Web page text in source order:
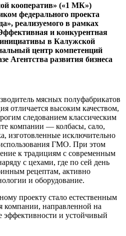
кооператив» («1 МК»)
федерального проекта
реализуемого в рамках
и конкурентная
в Калужской
центр компетенций
Агентства развития бизнеса
мясных полуфабрикатов
отличается высоким качеством,
следованием классическим
компании — колбасы, сало,
изготовленные исключительно
использования ГМО. При этом
к традициям с современным
с цехами, где по сей день
рецептам, активно
и оборудование.
проекту стало естественным
компании, направленной на
и устойчивый